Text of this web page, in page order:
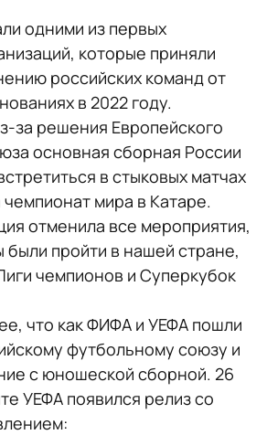
одними из первых
которые приняли
российских команд от
в 2022 году.
за решения Европейского
основная сборная России
в стыковых матчах
мира в Катаре.
отменила все мероприятия,
пройти в нашей стране,
чемпионов и Суперкубок
что как ФИФА и УЕФА пошли
футбольному союзу и
с юношеской сборной. 26
УЕФА появился релиз со